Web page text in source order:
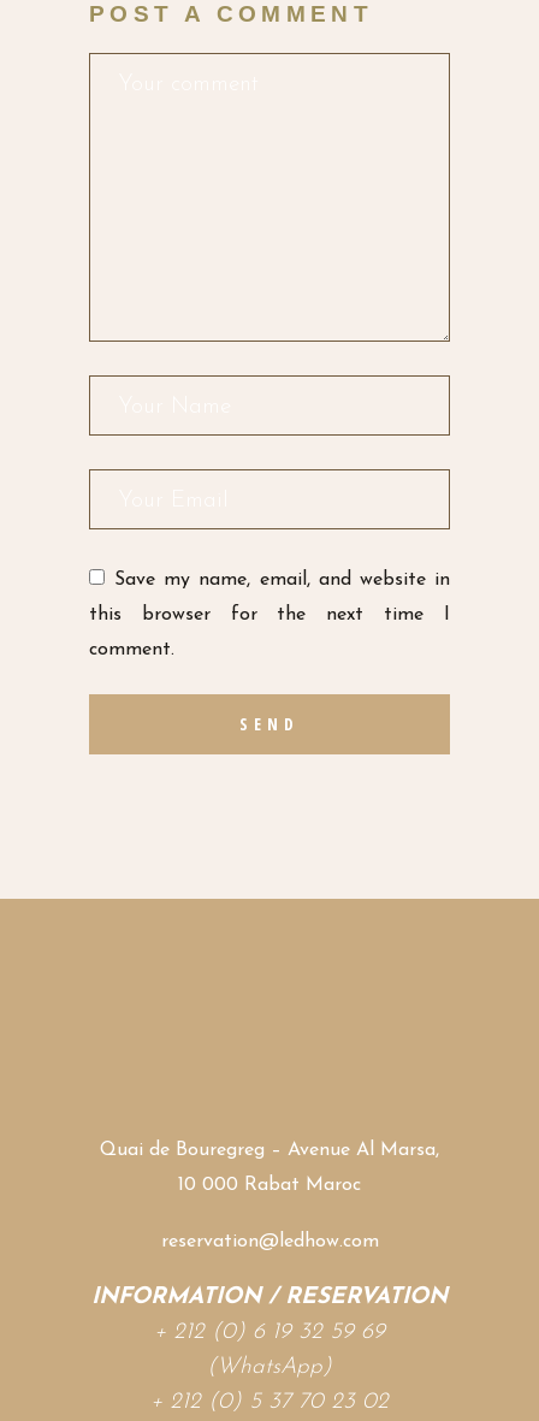
POST A COMMENT
Save my name, email, and website in
this browser for the next time I
comment.
SEND
Quai de Bouregreg – Avenue Al Marsa,
10 000 Rabat Maroc
reservation@ledhow.com
INFORMATION / RESERVATION
+ 212 (0) 6 19 32 59 69
(WhatsApp)
+ 212 (0) 5 37 70 23 02